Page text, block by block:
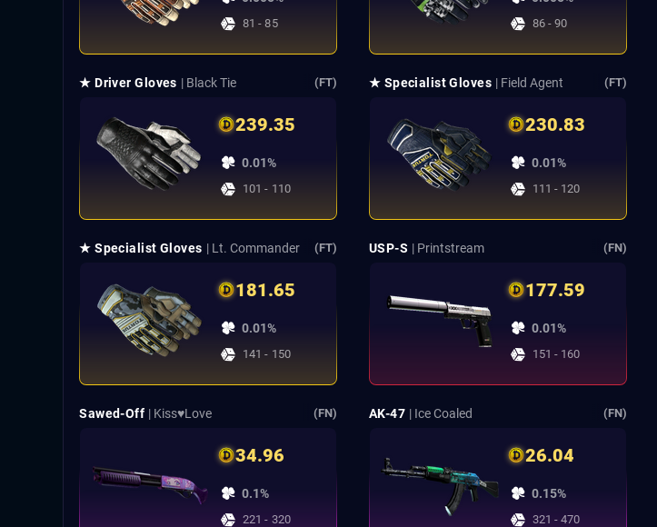
81 - 85 86 - 90
★ Driver Gloves | Black Tie (FT)
239.35
0.01%
101 - 110
★ Specialist Gloves | Field Agent (FT)
230.83
0.01%
111 - 120
★ Specialist Gloves | Lt. Commander (FT)
181.65
0.01%
141 - 150
USP-S | Printstream (FN)
177.59
0.01%
151 - 160
Sawed-Off | Kiss♥Love (FN)
34.96
0.1%
221 - 320
AK-47 | Ice Coaled (FN)
26.04
0.15%
321 - 470